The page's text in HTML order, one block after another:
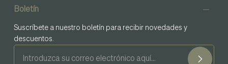
Boletín
Suscríbete a nuestro boletín para recibir novedades y
descuentos.